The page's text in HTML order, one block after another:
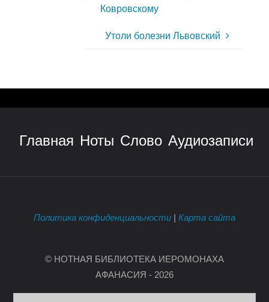
Ковровскому
Утоли болезни Львовский
Главная Ноты Слово Аудиозаписи
Политика конфиденциальности | Карта сайта
© НОТНАЯ БИБЛИОТЕКА ИЕРОМОНАХА
АФАНАСИЯ - 2026